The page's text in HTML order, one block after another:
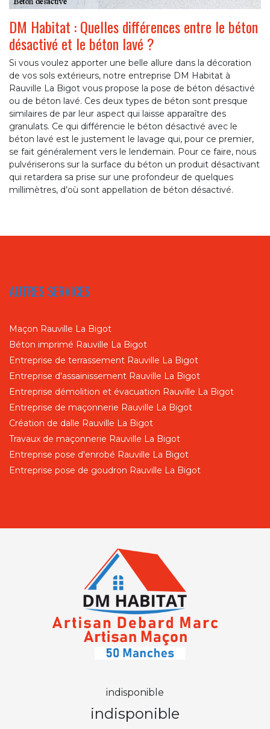
DM Habitat : Quelles différences entre le béton
désactivé et le béton lavé ?
Si vous voulez apporter une belle allure dans la décoration
de vos sols extérieurs, notre entreprise DM Habitat à
Rauville La Bigot vous propose la pose de béton désactivé
ou de béton lavé. Ces deux types de béton sont presque
similaires de par leur aspect qui laisse apparaître des
granulats. Ce qui différencie le béton désactivé avec le
béton lavé est le justement le lavage qui, pour ce premier,
se fait généralement vers le lendemain. Pour ce faire, nous
pulvériserons sur la surface du béton un produit désactivant
qui retardera sa prise sur une profondeur de quelques
millimètres, d’où sont appellation de béton désactivé.
AUTRES SERVICES
Maçon Rauville La Bigot
Béton imprimé Rauville La Bigot
Entreprise de terrassement Rauville La Bigot
Entreprise d'assainissement Rauville La Bigot
Entreprise démolition et évacuation Rauville La Bigot
Entreprise de maçonnerie Rauville La Bigot
Création de dalle Rauville La Bigot
Travaux de maçonnerie Rauville La Bigot
Entreprise pose d'enrobé Rauville La Bigot
Entreprise pose de goudron Rauville La Bigot
indisponible
indisponible